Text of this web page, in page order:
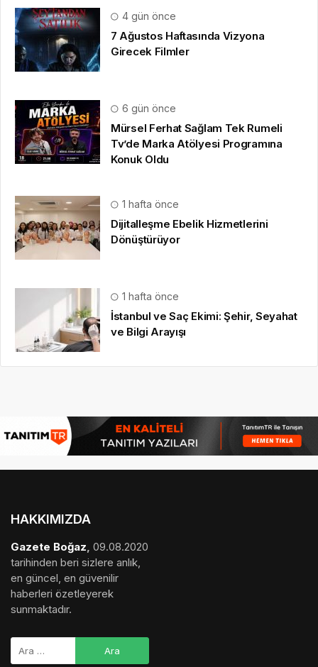
4 gün önce
7 Ağustos Haftasında Vizyona
Girecek Filmler
6 gün önce
Mürsel Ferhat Sağlam Tek Rumeli
Tv’de Marka Atölyesi Programına
Konuk Oldu
1 hafta önce
Dijitalleşme Ebelik Hizmetlerini
Dönüştürüyor
1 hafta önce
İstanbul ve Saç Ekimi: Şehir, Seyahat
ve Bilgi Arayışı
HAKKIMIZDA
Gazete Boğaz, 09.08.2020
tarihinden beri sizlere anlık,
en güncel, en güvenilir
haberleri özetleyerek
sunmaktadır.